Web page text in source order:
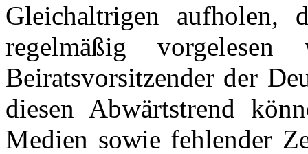
Gleichaltrigen
regelmäßig
Beiratsvorsitzender der
diesen Abwärtstrend
Medien sowie fehlender